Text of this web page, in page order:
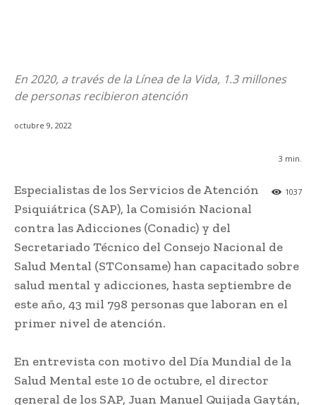
En 2020, a través de la Línea de la Vida, 1.3 millones
de personas recibieron atención
octubre 9, 2022
3 min.
1037
Especialistas de los Servicios de Atención
Psiquiátrica (SAP), la Comisión Nacional
contra las Adicciones (Conadic) y del
Secretariado Técnico del Consejo Nacional de
Salud Mental (STConsame) han capacitado sobre
salud mental y adicciones, hasta septiembre de
este año, 43 mil 798 personas que laboran en el
primer nivel de atención.
En entrevista con motivo del Día Mundial de la
Salud Mental este 10 de octubre, el director
general de los SAP, Juan Manuel Quijada Gaytán,